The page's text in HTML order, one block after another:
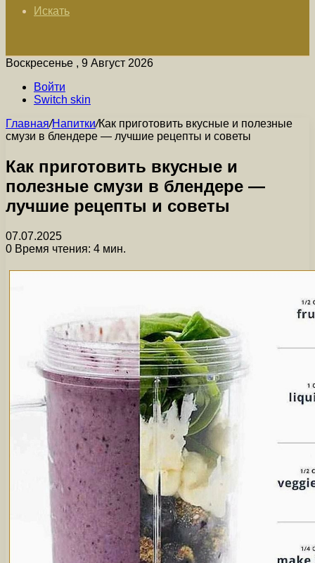
Искать
Воскресенье , 9 Август 2026
Войти
Switch skin
Главная/Напитки/Как приготовить вкусные и полезные
смузи в блендере — лучшие рецепты и советы
Как приготовить вкусные и
полезные смузи в блендере —
лучшие рецепты и советы
07.07.2025
0 Время чтения: 4 мин.